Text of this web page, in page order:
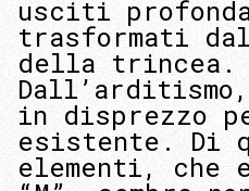
usciti
trasformati
della trincea.
in disprezzo
esistente. Di
elementi, che